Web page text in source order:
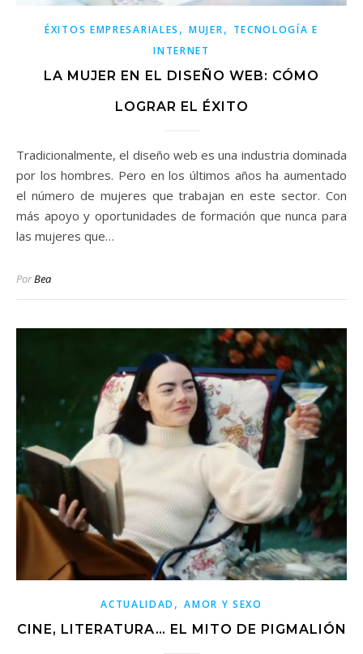
ÉXITOS EMPRESARIALES ,MUJER, TECNOLOGÍA E
INTERNET
LA MUJER EN EL DISEÑO WEB: CÓMO
LOGRAR EL ÉXITO
Tradicionalmente, el diseño web es una industria dominada
por los hombres. Pero en los últimos años ha aumentado
el número de mujeres que trabajan en este sector. Con
más apoyo y oportunidades de formación que nunca para
las mujeres que…
PorBea
ACTUALIDAD ,AMOR Y SEXO
CINE, LITERATURA… EL MITO DE PIGMALIÓN